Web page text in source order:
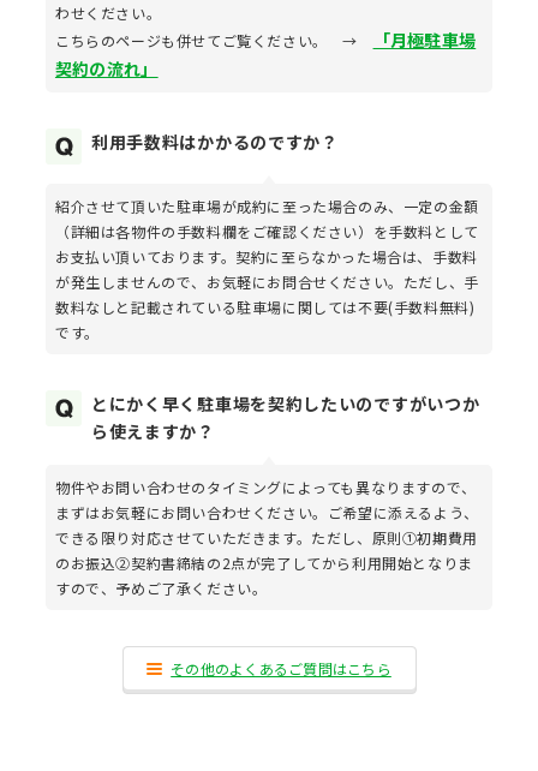
わせください。
こちらのページも併せてご覧ください。 →
「月極駐車場
契約の流れ」
利用手数料はかかるのですか？
紹介させて頂いた駐車場が成約に至った場合のみ、一定の金額
（詳細は各物件の手数料欄をご確認ください）を手数料として
お支払い頂いております。契約に至らなかった場合は、手数料
が発生しませんので、お気軽にお問合せください。ただし、手
数料なしと記載されている駐車場に関しては不要(手数料無料)
です。
とにかく早く駐車場を契約したいのですがいつか
ら使えますか？
物件やお問い合わせのタイミングによっても異なりますので、
まずはお気軽にお問い合わせください。ご希望に添えるよう、
できる限り対応させていただきます。ただし、原則①初期費用
のお振込②契約書締結の2点が完了してから利用開始となりま
すので、予めご了承ください。
その他のよくあるご質問はこちら